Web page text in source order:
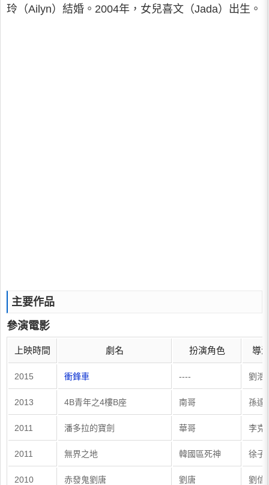
玲（Ailyn）結婚。2004年，女兒喜文（Jada）出生。
主要作品
參演電影
上映時間 劇名 扮演角色 導
2015 衝鋒車 ---- 劉浩
2013 4B青年之4樓B座 南哥 孫達
2011 潘多拉的寶劍 華哥 李克
2011 無界之地 韓國區死神 徐子
2010 赤發鬼劉唐 劉唐 劉信